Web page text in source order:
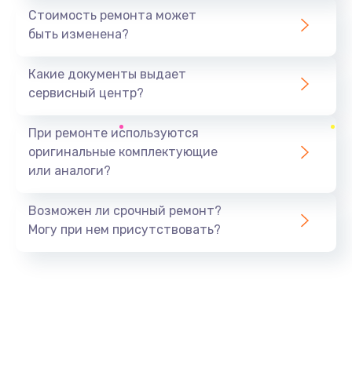
Стоимость ремонта может
быть изменена?
Какие документы выдает
сервисный центр?
При ремонте используются
оригинальные комплектующие
или аналоги?
Возможен ли срочный ремонт?
Могу при нем присутствовать?